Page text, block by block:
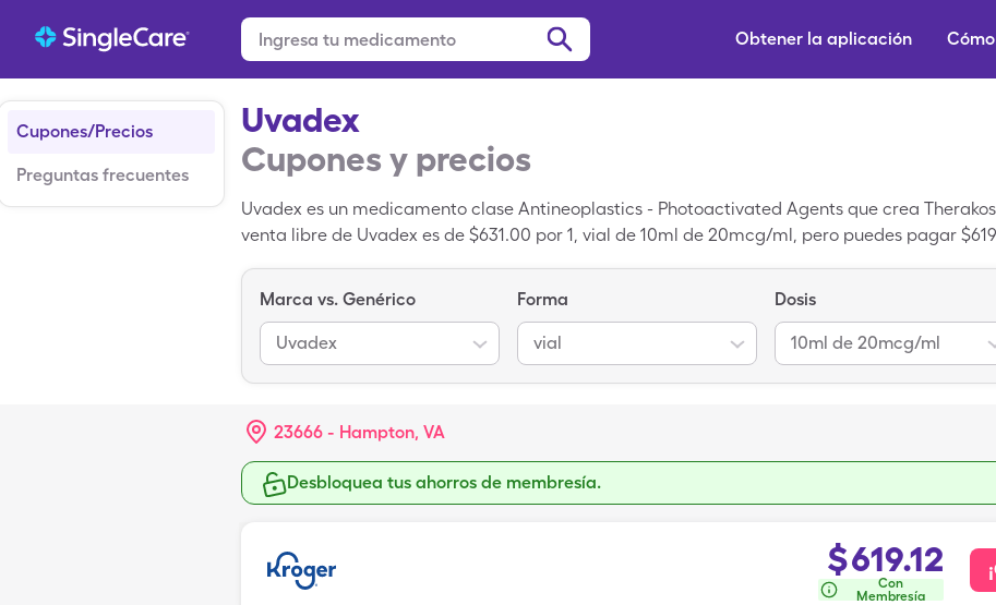
Obtener la aplicación
Cupones/Precios
Preguntas frecuentes
Uvadex
Cupones y precios
Uvadex es un medicamento clase Antineoplastics - Photoactivated Agents que crea
venta libre de Uvadex es de $631.00 por 1, vial de 10ml de 20mcg/ml, pero puedes pagar
Marca vs. Genérico
Uvadex
Forma
vial
Dosis
10ml de 20mcg/ml
23666 - Hampton, VA
Desbloquea tus ahorros de membresía.
$619.12
Con
Membresía